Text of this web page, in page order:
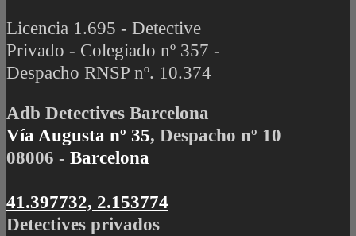
Licencia 1.695 - Detective
Privado - Colegiado nº 357 -
Despacho RNSP nº. 10.374
Adb Detectives Barcelona
Vía Augusta nº 35, Despacho nº 10
08006 - Barcelona
41.397732, 2.153774
Detectives privados